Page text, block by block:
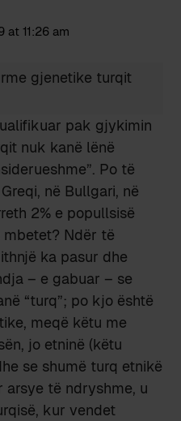
at 11:26 am
gjenetike turqit
pak gjykimin
nuk kanë lënë
Po të
në Bullgari, në
2% e popullsisë
Ndër të
ka pasur dhe
– e gabuar – se
“turq”; po kjo është
meqë këtu me
jo etninë (këtu
se shumë turq etnikë
arsye të ndryshme, u
kur vendet